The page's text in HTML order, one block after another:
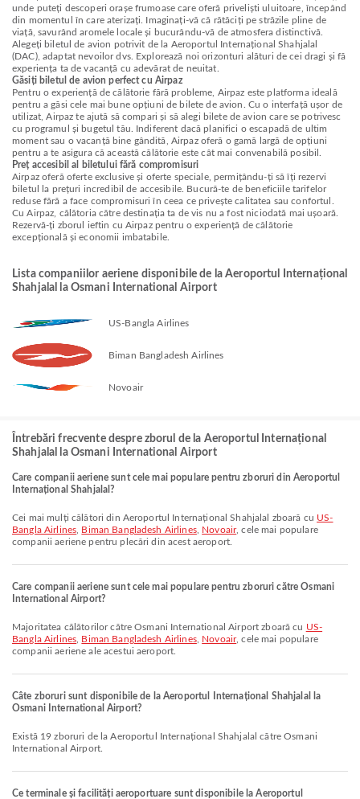
unde puteți descoperi orașe frumoase care oferă priveliști uluitoare, începând
din momentul în care aterizați. Imaginați-vă că rătăciți pe străzile pline de
viață, savurând aromele locale și bucurându-vă de atmosfera distinctivă.
Alegeți biletul de avion potrivit de la Aeroportul Internațional Shahjalal
(DAC), adaptat nevoilor dvs. Explorează noi orizonturi alături de cei dragi și fă
experiența ta de vacanță cu adevărat de neuitat.
Găsiți biletul de avion perfect cu Airpaz
Pentru o experiență de călătorie fără probleme, Airpaz este platforma ideală
pentru a găsi cele mai bune opțiuni de bilete de avion. Cu o interfață ușor de
utilizat, Airpaz te ajută să compari și să alegi bilete de avion care se potrivesc
cu programul și bugetul tău. Indiferent dacă planifici o escapadă de ultim
moment sau o vacanță bine gândită, Airpaz oferă o gamă largă de opțiuni
pentru a te asigura că această călătorie este cât mai convenabilă posibil.
Preț accesibil al biletului fără compromisuri
Airpaz oferă oferte exclusive și oferte speciale, permițându-ți să îți rezervi
biletul la prețuri incredibil de accesibile. Bucură-te de beneficiile tarifelor
reduse fără a face compromisuri în ceea ce privește calitatea sau confortul.
Cu Airpaz, călătoria către destinația ta de vis nu a fost niciodată mai ușoară.
Rezervă-ți zborul ieftin cu Airpaz pentru o experiență de călătorie
excepțională și economii imbatabile.
Lista companiilor aeriene disponibile de la Aeroportul Internațional
Shahjalal la Osmani International Airport
US-Bangla Airlines
Biman Bangladesh Airlines
Novoair
Întrebări frecvente despre zborul de la Aeroportul Internațional
Shahjalal la Osmani International Airport
Care companii aeriene sunt cele mai populare pentru zboruri din Aeroportul
Internațional Shahjalal?
Cei mai mulți călători din Aeroportul Internațional Shahjalal zboară cu US-
Bangla Airlines Biman Bangladesh Airlines, Novoair, cele mai populare
companii aeriene pentru plecări din acest aeroport.
Care companii aeriene sunt cele mai populare pentru zboruri către Osmani
International Airport?
Majoritatea călătorilor către Osmani International Airport zboară cu US-
Bangla Airlines Biman Bangladesh Airlines, Novoair, cele mai populare
companii aeriene ale acestui aeroport.
Câte zboruri sunt disponibile de la Aeroportul Internațional Shahjalal la
Osmani International Airport?
Există 19 zboruri de la Aeroportul Internațional Shahjalal către Osmani
International Airport.
Ce terminale și facilități aeroportuare sunt disponibile la Aeroportul